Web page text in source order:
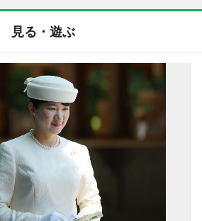
見る・遊ぶ